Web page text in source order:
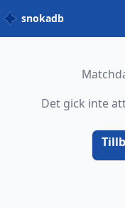
snokadb
Det gick inte